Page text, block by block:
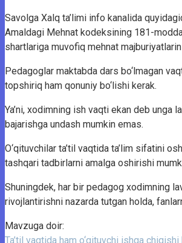
Savolga Xalq ta’limi info kanalida
Amaldagi Mehnat kodeksining 181-
shartlariga muvofiq mehnat
Pedagoglar maktabda dars bo‘lmagan
topshiriq ham qonuniy bo‘lishi kerak.
Ya’ni, xodimning ish vaqti ekan deb
bajarishga undash mumkin emas.
O‘qituvchilar ta’til vaqtida ta’lim sifatini
tashqari tadbirlarni amalga oshirishi
Shuningdek, har bir pedagog xodimning
rivojlantirishni nazarda tutgan holda,
Mavzuga doir:
Ta’til vaqtida ham o‘qituvchi ishga